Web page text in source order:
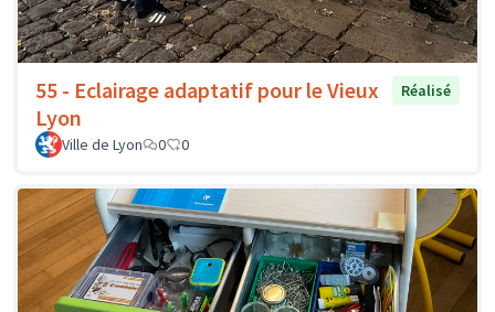
55 - Eclairage adaptatif pour le Vieux
Lyon
Réalisé
Ville de Lyon 0 0